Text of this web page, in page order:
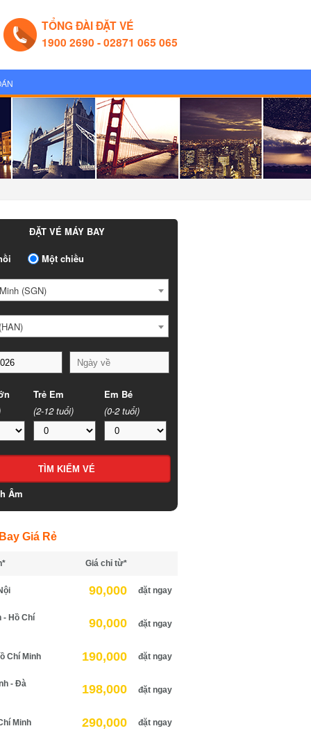
TỔNG ĐÀI ĐẶT VÉ
1900 2690 - 02871 065 065
ĐẶT VÉ MÁY BAY
Một chiều
(SGN)
Trẻ Em
(2-12 tuổi)
Em Bé
(0-2 tuổi)
Âm
Giá Rẻ
Giá chỉ từ*
90,000 đặt ngay
Hồ Chí
90,000 đặt ngay
Chí Minh 190,000 đặt ngay
- Đà
198,000 đặt ngay
Minh 290,000 đặt ngay